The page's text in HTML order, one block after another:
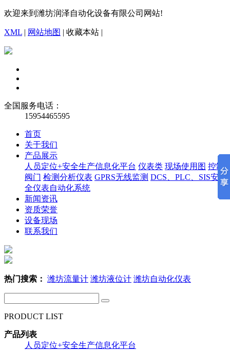
欢迎来到潍坊润泽自动化设备有限公司网站!
XML | 网站地图 | 收藏本站 |
全国服务电话：
15954465595
首页
关于我们
产品展示
人员定位+安全生产信息化平台 仪表类 现场使用图 控制
阀门 检测分析仪表 GPRS无线监测 DCS、PLC、SIS安
全仪表自动化系统
新闻资讯
资质荣誉
设备现场
联系我们
热门搜索： 潍坊流量计 潍坊液位计 潍坊自动化仪表
PRODUCT LIST
产品列表
人员定位+安全生产信息化平台